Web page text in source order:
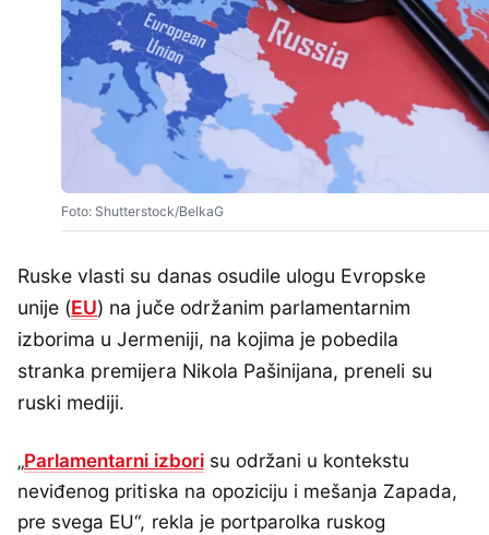
Foto: Shutterstock/BelkaG
Ruske vlasti su danas osudile ulogu Evropske
unije (EU) na juče održanim parlamentarnim
izborima u Jermeniji, na kojima je pobedila
stranka premijera Nikola Pašinijana, preneli su
ruski mediji.
„Parlamentarni izborisu održani u kontekstu
neviđenog pritiska na opoziciju i mešanja Zapada,
pre svega EU“, rekla je portparolka ruskog